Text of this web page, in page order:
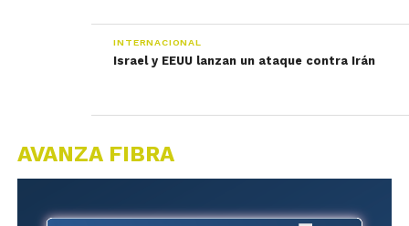
INTERNACIONAL
Israel y EEUU lanzan un ataque contra Irán
AVANZA FIBRA